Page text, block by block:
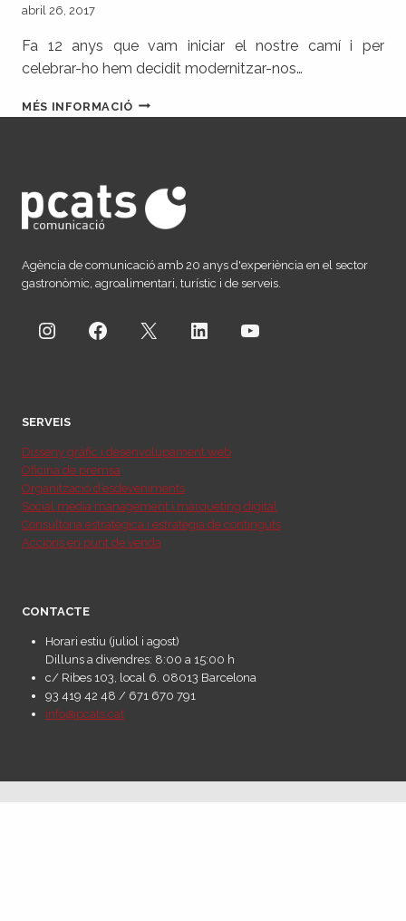
abril 26, 2017
Fa 12 anys que vam iniciar el nostre camí i per
celebrar-ho hem decidit modernitzar-nos…
MÉS INFORMACIÓ12
ANYS
Agència de comunicació amb 20 anys d'experiència en el sector
gastronòmic, agroalimentari, turístic i de serveis.
InstagramFacebook
X LinkedInYouTube
SERVEIS
Disseny gràfic i desenvolupament web
Oficina de premsa
Organització d’esdeveniments
Social media management i màrqueting digital
Consultoria estratègica i estratègia de continguts
Accions en punt de venda
CONTACTE
Horari estiu (juliol i agost)
Dilluns a divendres: 8:00 a 15:00 h
c/ Ribes 103, local 6. 08013 Barcelona
93 419 42 48 / 671 670 791
info@pcats.cat